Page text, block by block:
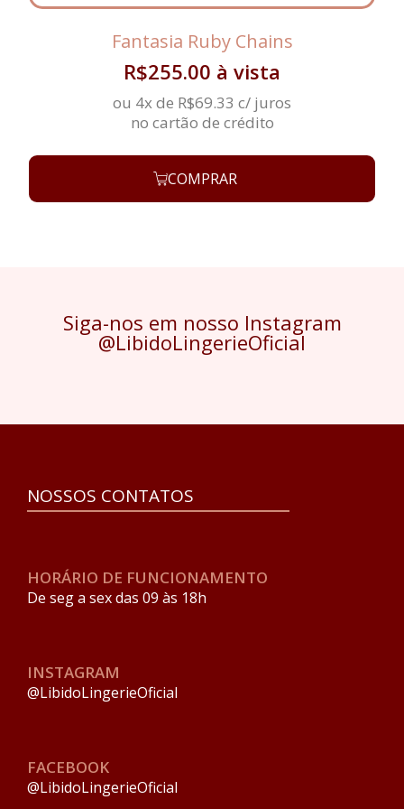
Calcinha fio dental com pompom removível
Look lúdico, sensual e ideal para momentos de
Fantasia Ruby Chains
R$255.00 à vista
ou 4x de R$69.33 c/ juros
no cartão de crédito
COMPRAR
Siga-nos em nosso Instagram
@LibidoLingerieOficial
NOSSOS CONTATOS
HORÁRIO DE FUNCIONAMENTO
De seg a sex das 09 às 18h
INSTAGRAM
@LibidoLingerieOficial
FACEBOOK
@LibidoLingerieOficial